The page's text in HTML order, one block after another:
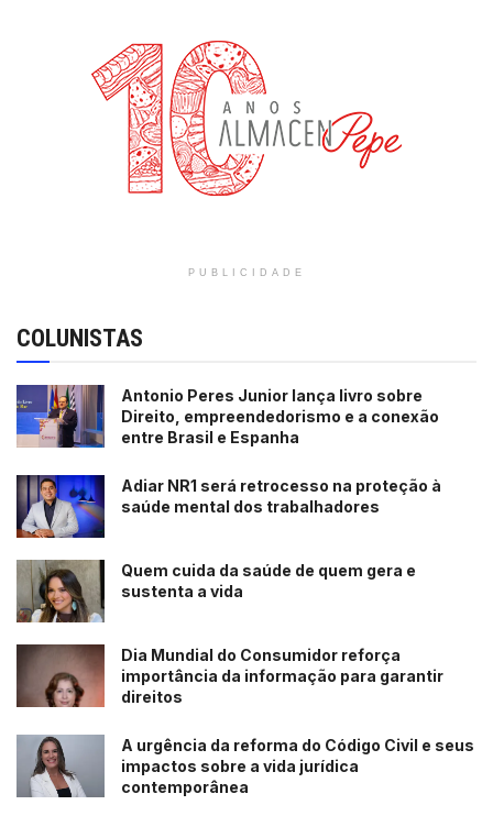
PUBLICIDADE
COLUNISTAS
Antonio Peres Junior lança livro sobre
Direito, empreendedorismo e a conexão
entre Brasil e Espanha
Adiar NR1 será retrocesso na proteção à
saúde mental dos trabalhadores
Quem cuida da saúde de quem gera e
sustenta a vida
Dia Mundial do Consumidor reforça
importância da informação para garantir
direitos
A urgência da reforma do Código Civil e seus
impactos sobre a vida jurídica
contemporânea